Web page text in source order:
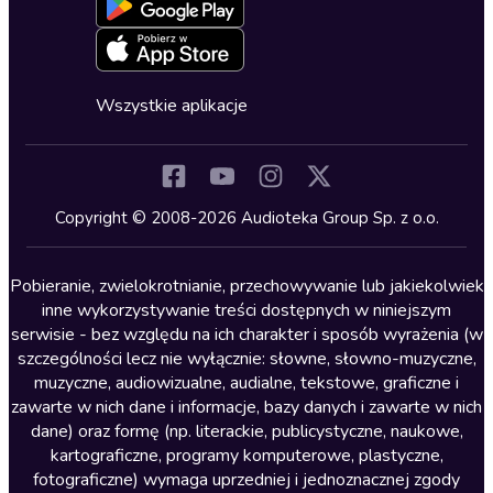
Kryminały
Lektury szkolne
Literatura anglojęzyczna
Literatura faktu
Literatura obyczajowa
Literatura piękna obca
Literatura piękna polska
Nagrania relaksacyjne
Deklaracja dostępności
Oferta dla firm i bibliotek
Zapowiedzi
Cykle audiobooków
Wszystkie aplikacje
Copyright © 2008-2026 Audioteka Group Sp. z o.o.
Pobieranie, zwielokrotnianie, przechowywanie lub jakiekolwiek
inne wykorzystywanie treści dostępnych w niniejszym
serwisie - bez względu na ich charakter i sposób wyrażenia (w
szczególności lecz nie wyłącznie: słowne, słowno-muzyczne,
muzyczne, audiowizualne, audialne, tekstowe, graficzne i
zawarte w nich dane i informacje, bazy danych i zawarte w nich
dane) oraz formę (np. literackie, publicystyczne, naukowe,
kartograficzne, programy komputerowe, plastyczne,
fotograficzne) wymaga uprzedniej i jednoznacznej zgody